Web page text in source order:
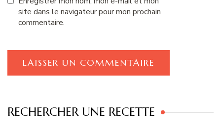
site dans le navigateur pour mon prochain
commentaire.
RECHERCHER UNE RECETTE